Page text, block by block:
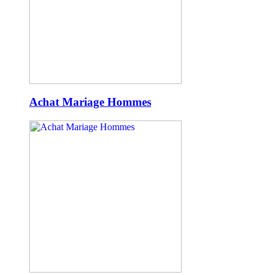
Achat Mariage Hommes